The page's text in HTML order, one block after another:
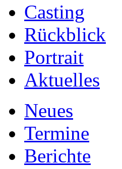
Casting
Rückblick
Portrait
Aktuelles
Neues
Termine
Berichte